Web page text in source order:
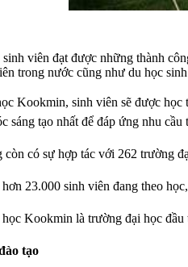
viên đạt được những thành
trong nước cũng như du học
Kookmin, sinh viên sẽ được học
sáng tạo nhất để đáp ứng nhu
còn có sự hợp tác với 262 trường
23.000 sinh viên đang theo
Kookmin là trường đại học đầu
tạo